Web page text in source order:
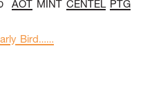
AOT MINT CENTEL PTG
Bird……